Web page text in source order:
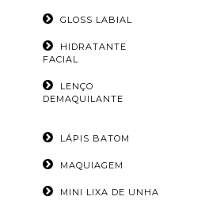
GLOSS LABIAL
HIDRATANTE
FACIAL
LENÇO
DEMAQUILANTE
LÁPIS BATOM
MAQUIAGEM
MINI LIXA DE UNHA